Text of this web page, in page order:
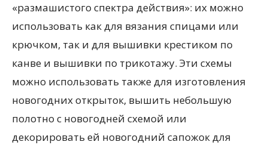
«размашистого спектра действия»: их можно
использовать как для вязания спицами или
крючком, так и для вышивки крестиком по
канве и вышивки по трикотажу. Эти схемы
можно использовать также для изготовления
новогодних открыток, вышить небольшую
полотно с новогодней схемой или
декорировать ей новогодний сапожок для